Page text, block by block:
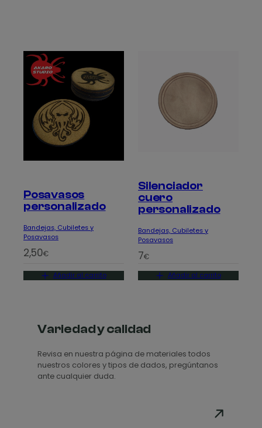
Posavasos
personalizado
Bandejas, Cubiletes y
Posavasos
2,50€
Añadir al carrito
Silenciador
cuero
personalizado
Bandejas, Cubiletes y
Posavasos
7€
Añadir al carrito
Variedad y calidad
Revisa en nuestra página de materiales todos
nuestros colores y tipos de dados, pregúntanos
ante cualquier duda.